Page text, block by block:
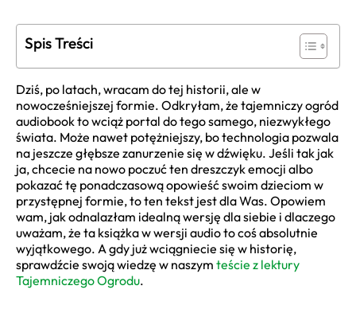
Spis Treści
Dziś, po latach, wracam do tej historii, ale w
nowocześniejszej formie. Odkryłam, że tajemniczy ogród
audiobook to wciąż portal do tego samego, niezwykłego
świata. Może nawet potężniejszy, bo technologia pozwala
na jeszcze głębsze zanurzenie się w dźwięku. Jeśli tak jak
ja, chcecie na nowo poczuć ten dreszczyk emocji albo
pokazać tę ponadczasową opowieść swoim dzieciom w
przystępnej formie, to ten tekst jest dla Was. Opowiem
wam, jak odnalazłam idealną wersję dla siebie i dlaczego
uważam, że ta książka w wersji audio to coś absolutnie
wyjątkowego. A gdy już wciągniecie się w historię,
sprawdźcie swoją wiedzę w naszym teście z lektury
Tajemniczego Ogrodu.